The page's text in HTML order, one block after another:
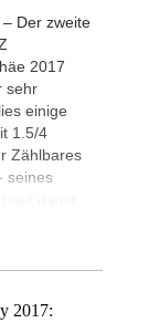
Der zweite
2017
sehr
einige
1.5/4
Zählbares
seines
2017: